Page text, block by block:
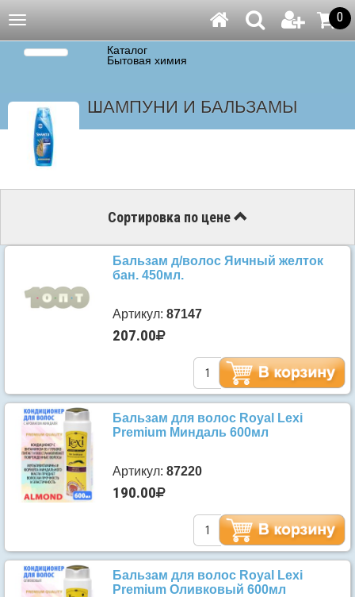
Навигация 0
Каталог
Бытовая химия
ШАМПУНИ И БАЛЬЗАМЫ
Сортировка по цене
Бальзам д/волос Яичный желток
бан. 450мл.
Артикул: 87147
207.00
Бальзам для волос Royal Lexi
Premium Миндаль 600мл
Артикул: 87220
190.00
Бальзам для волос Royal Lexi
Premium Оливковый 600мл